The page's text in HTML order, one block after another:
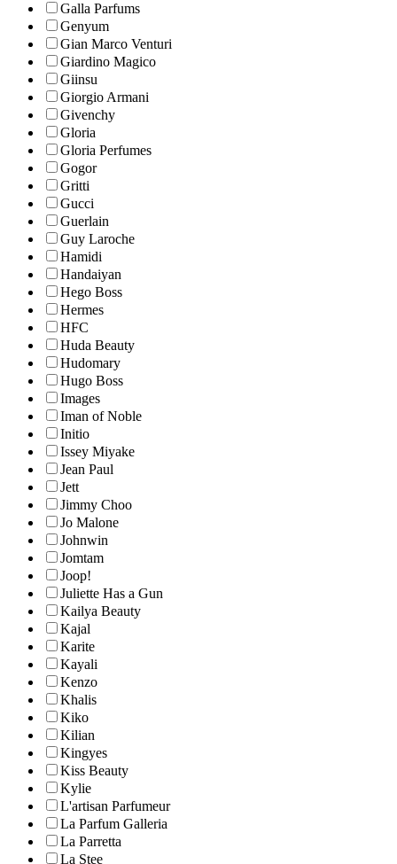
Galla Parfums
Genyum
Gian Marco Venturi
Giardino Magico
Giinsu
Giorgio Armani
Givenchy
Gloria
Gloria Perfumes
Gogor
Gritti
Gucci
Guerlain
Guy Laroche
Hamidi
Handaiyan
Hego Boss
Hermes
HFC
Huda Beauty
Hudomary
Hugo Boss
Images
Iman of Noble
Initio
Issey Miyake
Jean Paul
Jett
Jimmy Choo
Jo Malone
Johnwin
Jomtam
Joop!
Juliette Has a Gun
Kailya Beauty
Kajal
Karite
Kayali
Kenzo
Khalis
Kiko
Kilian
Kingyes
Kiss Beauty
Kylie
L'artisan Parfumeur
La Parfum Galleria
La Parretta
La Stee